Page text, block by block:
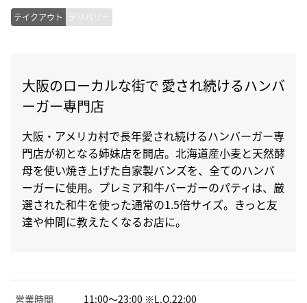
テイクアウト デリバリー
大阪のローカルな街で 愛され続けるハンバ
ーガー専門店
大阪・アメリカ村で長年愛され続けるハンバーガー専
門店が初となる姉妹店を開店。北海道産小麦と天然酵
母を使い焼き上げた自家製バンズを、全てのハンバ
ーガーに使用。プレミア和牛バーガーのパティは、厳
選された和牛を使った通常の1.5倍サイズ。きっと友
達や仲間に教えたくなるお店に。
営業時間 11:00～23:00 ※L.O.22:00